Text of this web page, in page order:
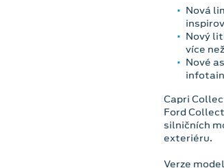
Nová
Nový
více
Nové
Capri
Ford
silničních
exteriéru.
Verze